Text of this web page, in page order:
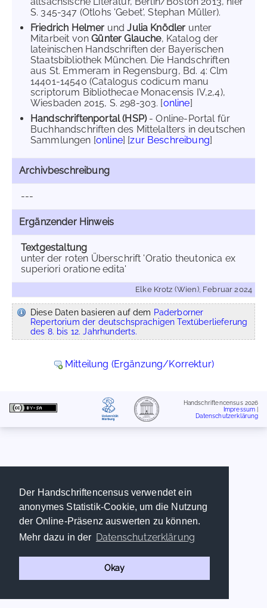
Der Handschriftencensus verwendet ein
anonymes Statistik-Cookie, um die Nutzung
der Online-Präsenz auswerten zu können.
Mehr dazu in der Datenschutzerklärung
Okay
S. 345-347 (Otlohs 'Gebet', Stephan Müller).
Friedrich Helmer undJulia Knödler unter
Mitarbeit vonGünter Glauche, Katalog der
lateinischen Handschriften der Bayerischen
Staatsbibliothek München. Die Handschriften
aus St. Emmeram in Regensburg, Bd. 4: Clm
14401-14540 (Catalogus codicum manu
scriptorum Bibliothecae Monacensis IV,2,4),
Wiesbaden 2015, S. 298-303. [online]
Handschriftenportal (HSP)- Online-Portal für
Buchhandschriften des Mittelalters in deutschen
Sammlungen [online] [zur Beschreibung]
Archivbeschreibung
---
Ergänzender Hinweis
Textgestaltung
unter der roten Überschrift 'Oratio theutonica ex
superiori oratione edita'
Elke Krotz (Wien), Februar 2024
Diese Daten basieren auf dem Paderborner
Repertorium der deutschsprachigen Textüberlieferung
des 8. bis 12. Jahrhunderts.
Mitteilung (Ergänzung/Korrektur)
Handschriftencensus 2026
Impressum
Datenschutzerklärung